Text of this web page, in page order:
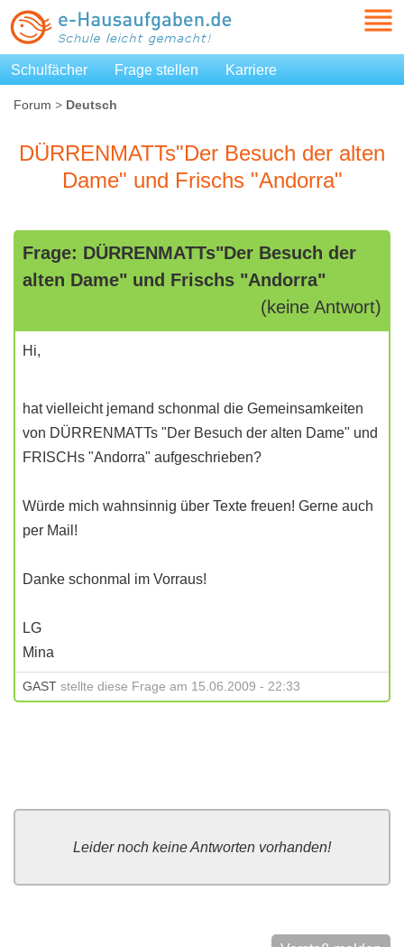
Schulfächer Frage stellen Karriere
Forum > Deutsch
DÜRRENMATTs"Der Besuch der alten
Dame" und Frischs "Andorra"
Frage: DÜRRENMATTs"Der Besuch der
alten Dame" und Frischs "Andorra"
(keine Antwort)
Hi,
hat vielleicht jemand schonmal die Gemeinsamkeiten
von DÜRRENMATTs "Der Besuch der alten Dame" und
FRISCHs "Andorra" aufgeschrieben?
Würde mich wahnsinnig über Texte freuen! Gerne auch
per Mail!
Danke schonmal im Vorraus!
LG
Mina
GAST stellte diese Frage am 15.06.2009 - 22:33
Leider noch keine Antworten vorhanden!